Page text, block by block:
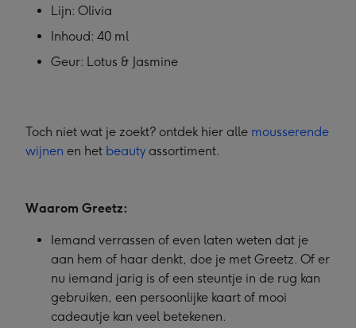
Lijn: Olivia
Inhoud: 40 ml
Geur: Lotus & Jasmine
Toch niet wat je zoekt? ontdek hier alle mousserende
wijnen en het beauty assortiment.
Waarom Greetz:
Iemand verrassen of even laten weten dat je
aan hem of haar denkt, doe je met Greetz. Of er
nu iemand jarig is of een steuntje in de rug kan
gebruiken, een persoonlijke kaart of mooi
cadeautje kan veel betekenen.